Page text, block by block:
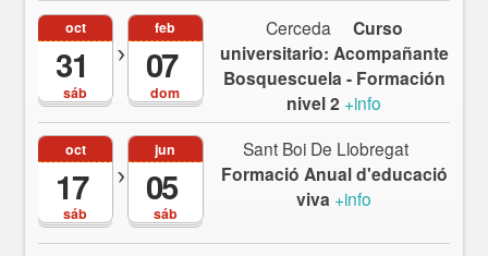
sáb
oct
31
dom
feb
07
Cerceda
Curso
universitario: Acompañante
Bosquescuela - Formación
nivel 2 +info
sáb
oct
17
sáb
jun
05
Sant Boi De Llobregat
Formació Anual d'educació
viva +info